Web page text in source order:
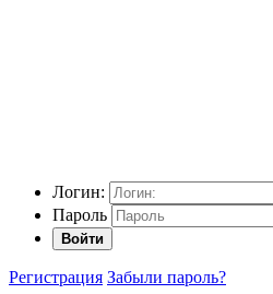
Логин:
Пароль
Войти
Регистрация Забыли пароль?